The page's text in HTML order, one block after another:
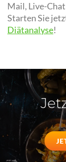
Mail, Live-Chat
Starten Sie
Diätanalyse!